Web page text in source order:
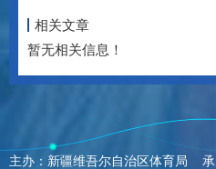
相关文章
暂无相关信息！
主办：新疆维吾尔自治区体育局